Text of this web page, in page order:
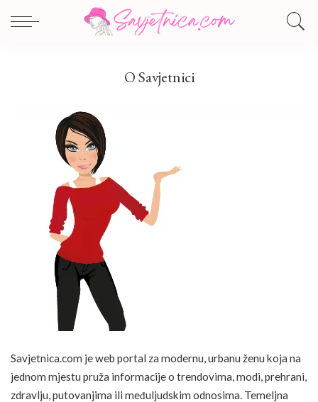
O Savjetnici
Savjetnica.com je web portal za modernu, urbanu ženu koja na
jednom mjestu pruža informacije o trendovima, modi, prehrani,
zdravlju, putovanjima ili međuljudskim odnosima. Temeljna